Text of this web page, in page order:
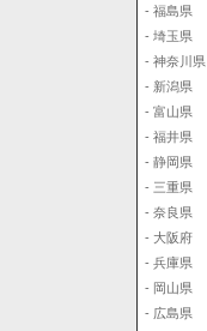
- 福島県
- 埼玉県
- 神奈川県
- 新潟県
- 富山県
- 福井県
- 静岡県
- 三重県
- 奈良県
- 大阪府
- 兵庫県
- 岡山県
- 広島県